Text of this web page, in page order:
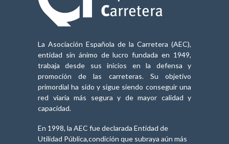
La Asociación Española de la Carretera (AEC),
entidad sin ánimo de lucro fundada en 1949,
trabaja desde sus inicios en la defensa y
promoción de las carreteras. Su objetivo
primordial ha sido y sigue siendo conseguir una
red viaria más segura y de mayor calidad y
capacidad.
En 1998, la AEC fue declarada Entidad de
Utilidad Pública,condición que subraya aún más